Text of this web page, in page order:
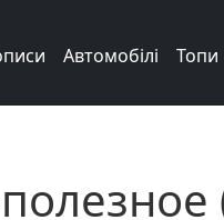
Автомобілі Топи